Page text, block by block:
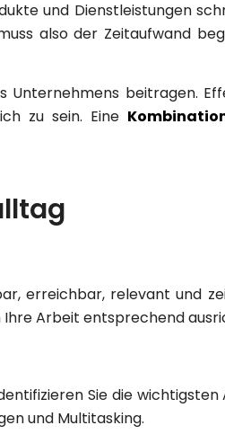
und Dienstleistungen
also der Zeitaufwand
beitragen.
zu sein. Eine
erreichbar, relevant und
Ihre Arbeit entsprechend
Sie die wichtigsten
und Multitasking.